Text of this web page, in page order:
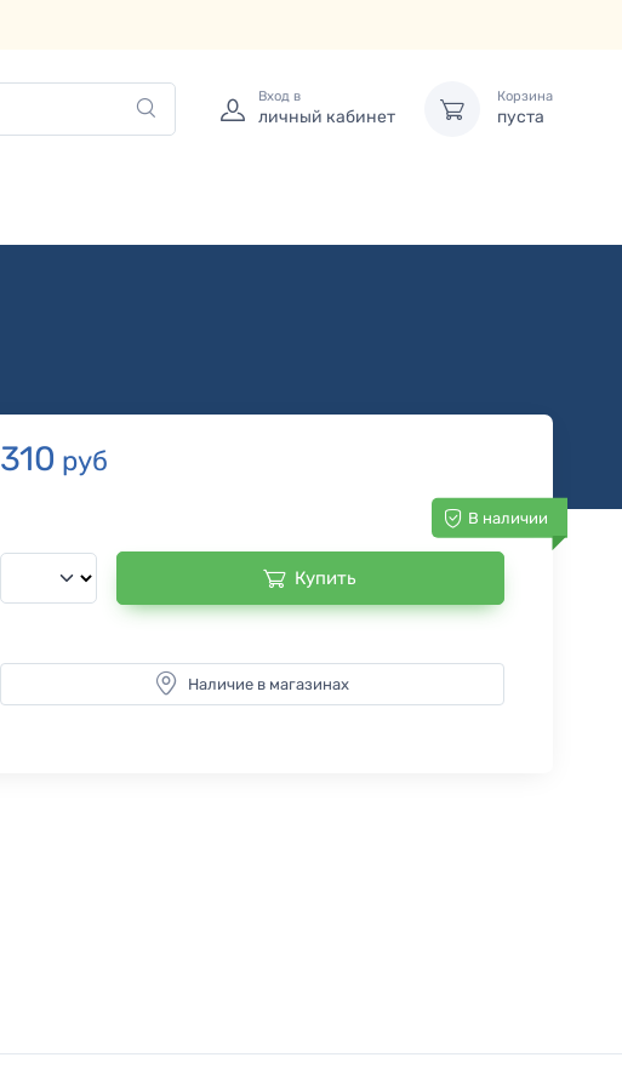
Вход в
личный кабинет
Корзина
пуста
310 руб
В наличии
Купить
Наличие в магазинах